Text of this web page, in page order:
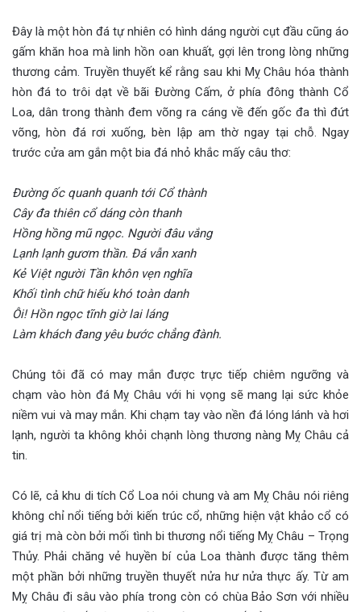
Đây là một hòn đá tự nhiên có hình dáng người cụt đầu cũng áo
gấm khăn hoa mà linh hồn oan khuất, gợi lên trong lòng những
thương cảm. Truyền thuyết kể rằng sau khi Mỵ Châu hóa thành
hòn đá to trôi dạt về bãi Đường Cấm, ở phía đông thành Cổ
Loa, dân trong thành đem võng ra cáng về đến gốc đa thì đứt
võng, hòn đá rơi xuống, bèn lập am thờ ngay tại chỗ. Ngay
trước cửa am gắn một bia đá nhỏ khắc mấy câu thơ:
Đường ốc quanh quanh tới Cổ thành
Cây đa thiên cổ dáng còn thanh
Hồng hồng mũ ngọc. Người đâu vắng
Lạnh lạnh gươm thần. Đá vẫn xanh
Kẻ Việt người Tần khôn vẹn nghĩa
Khối tình chữ hiếu khó toàn danh
Ôi! Hồn ngọc tĩnh giờ lai láng
Làm khách đang yêu bước chẳng đành.
Chúng tôi đã có may mắn được trực tiếp chiêm ngưỡng và
chạm vào hòn đá Mỵ Châu với hi vọng sẽ mang lại sức khỏe
niềm vui và may mắn. Khi chạm tay vào nền đá lóng lánh và hơi
lạnh, người ta không khỏi chạnh lòng thương nàng Mỵ Châu cả
tin.
Có lẽ, cả khu di tích Cổ Loa nói chung và am Mỵ Châu nói riêng
không chỉ nổi tiếng bởi kiến trúc cổ, những hiện vật khảo cổ có
giá trị mà còn bởi mối tình bi thương nổi tiếng Mỵ Châu – Trọng
Thủy. Phải chăng vẻ huyền bí của Loa thành được tăng thêm
một phần bởi những truyền thuyết nửa hư nửa thực ấy. Từ am
Mỵ Châu đi sâu vào phía trong còn có chùa Bảo Sơn với nhiều